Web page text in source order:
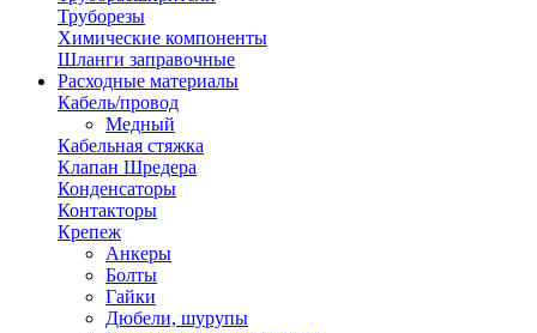
Труборезы
Химические компоненты
Шланги заправочные
Расходные материалы
Кабель/провод
Медный
Кабельная стяжка
Клапан Шредера
Конденсаторы
Контакторы
Крепеж
Анкеры
Болты
Гайки
Дюбели, шурупы